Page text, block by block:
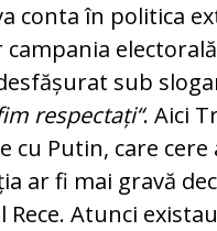
conta în politica
sub
respectați“. Aici
cu Putin, care cere
ar fi mai gravă
Rece. Atunci existau